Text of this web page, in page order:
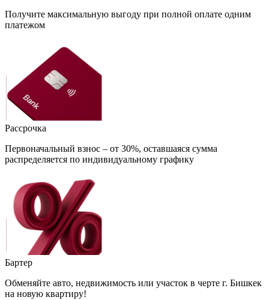
Получите максимальную выгоду при полной оплате одним
платежом
Рассрочка
Первоначальный взнос – от 30%, оставшаяся сумма
распределяется по индивидуальному графику
Бартер
Обменяйте авто, недвижимость или участок в черте г. Бишкек
на новую квартиру!